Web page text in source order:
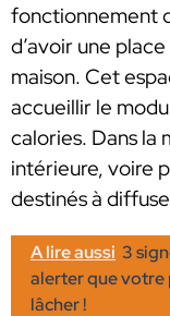
fonctionnement
d’avoir une
maison. Cet
accueillir le
calories. Dans la
intérieure, voire
destinés à
A lire aussi 3
alerter que votre
lâcher !